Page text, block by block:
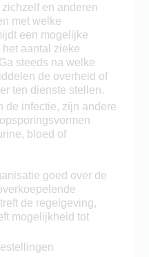
en anderen
met welke
een mogelijke
aantal zieke
steeds na welke
de overheid of
ten dienste stellen.
de infectie, zijn andere
bloed of
goed over de
de regelgeving,
mogelijkheid tot